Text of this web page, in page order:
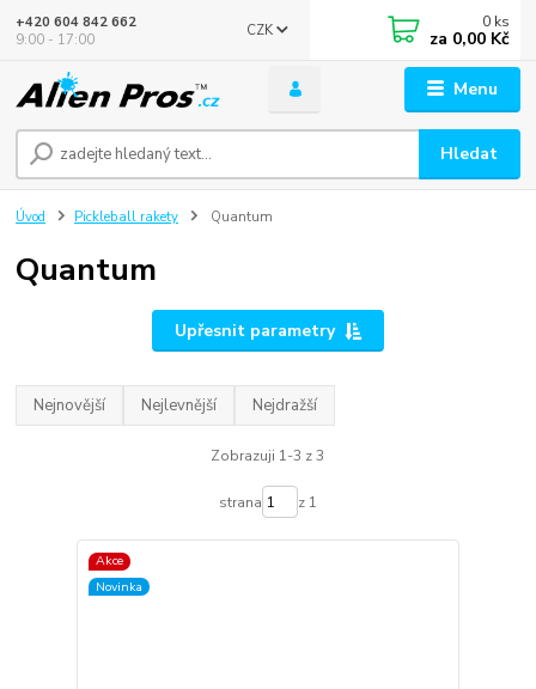
Menu
CZK
Hledat
+420 604 842 662
9:00 - 17:00
0 ks
za 0,00 Kč
Úvod Pickleball rakety Quantum
Quantum
Upřesnit parametry
Nejnovější Nejlevnější Nejdražší
Zobrazuji 1-3 z 3
strana z 1
Akce
Novinka